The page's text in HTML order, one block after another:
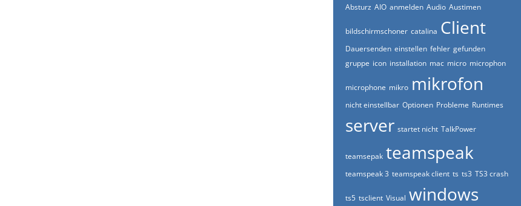
Absturz AIO anmelden Audio Austimen
bildschirmschoner catalina Client
Dauersenden einstellen fehler gefunden
gruppe icon installation mac micro microphon
microphone mikro mikrofon
nicht einstellbar Optionen Probleme Runtimes
server startet nicht TalkPower
teamsepak teamspeak
teamspeak 3 teamspeak client ts ts3 TS3 crash
ts5 tsclient Visual windows